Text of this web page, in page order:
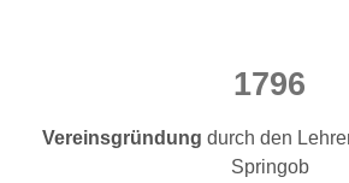
1796
Vereinsgründung durch den
Springob